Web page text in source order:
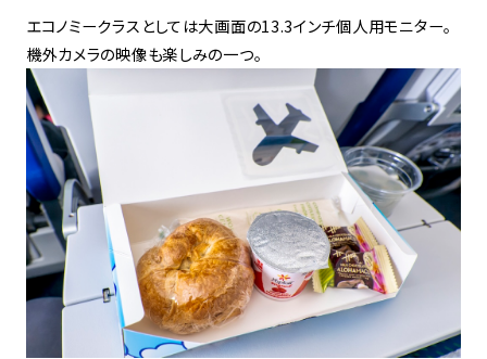
エコノミークラスとしては大画面の13.3インチ個人用モニター。
機外カメラの映像も楽しみの一つ。